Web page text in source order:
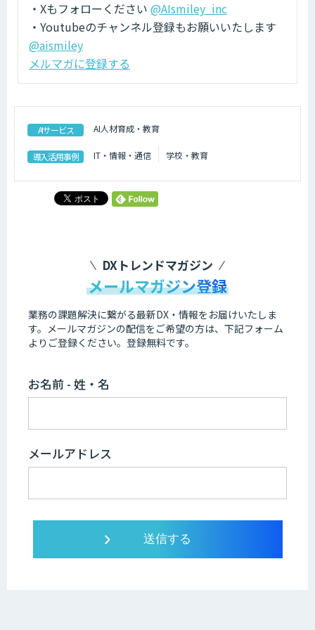
・Xもフォローください @AIsmiley_inc
・Youtubeのチャンネル登録もお願いいたします
@aismiley
メルマガに登録する
AIサービス AI人材育成・教育
導入活用事例 IT・情報・通信 学校・教育
DXトレンドマガジン
メールマガジン登録
業務の課題解決に繋がる最新DX・情報をお届けいたしま
す。 メールマガジンの配信をご希望の方は、下記フォーム
よりご登録ください。登録無料です。
お名前 - 姓・名
メールアドレス